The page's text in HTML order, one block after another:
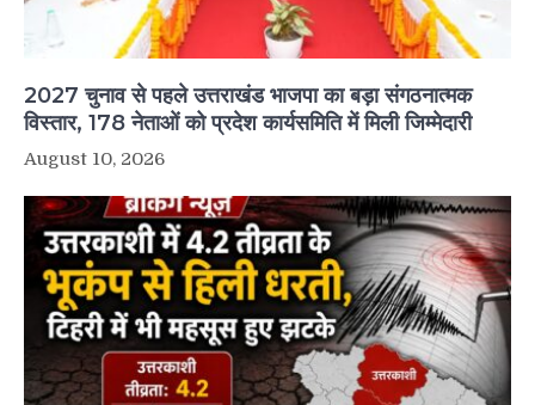
2027 चुनाव से पहले उत्तराखंड भाजपा का बड़ा संगठनात्मक
विस्तार, 178 नेताओं को प्रदेश कार्यसमिति में मिली जिम्मेदारी
August 10, 2026